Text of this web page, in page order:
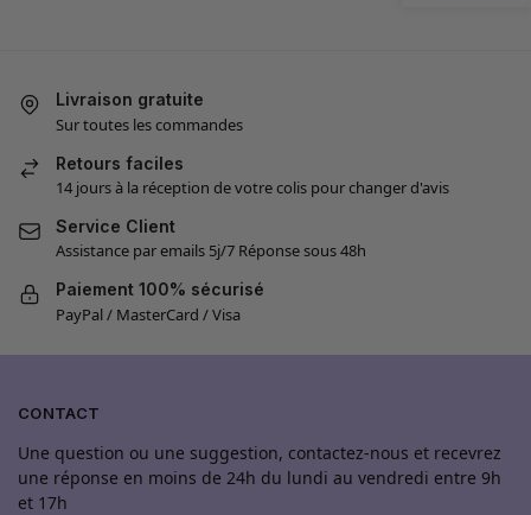
Livraison gratuite
Sur toutes les commandes
Retours faciles
14 jours à la réception de votre colis pour changer d'avis
Service Client
Assistance par emails 5j/7 Réponse sous 48h
Paiement 100% sécurisé
PayPal / MasterCard / Visa
CONTACT
Une question ou une suggestion, contactez-nous et recevrez
une réponse en moins de 24h du lundi au vendredi entre 9h
et 17h